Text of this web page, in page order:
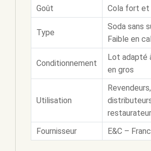
Goût
Cola fort et
Type
Soda sans
Faible en
Conditionnement
Lot adapté
en gros
Utilisation
Revendeurs,
Fournisseur
E&C –